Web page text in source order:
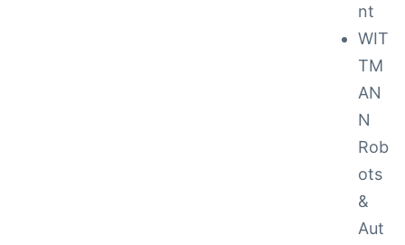
nt
WIT
TM
AN
N
Rob
ots
&
Aut